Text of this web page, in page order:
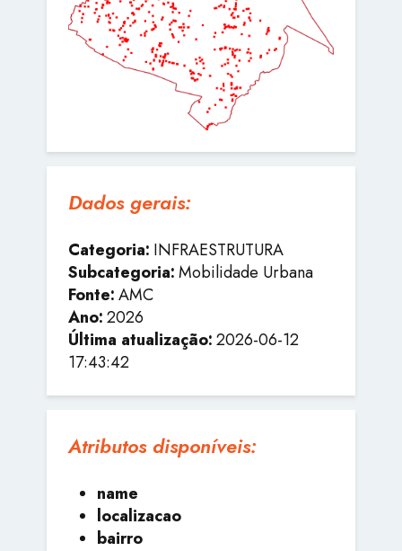
Dados gerais:
Categoria: INFRAESTRUTURA
Subcategoria:Mobilidade Urbana
Fonte:AMC
Ano:2026
Última atualização:2026-06-12
17:43:42
Atributos disponíveis:
name
localizacao
bairro